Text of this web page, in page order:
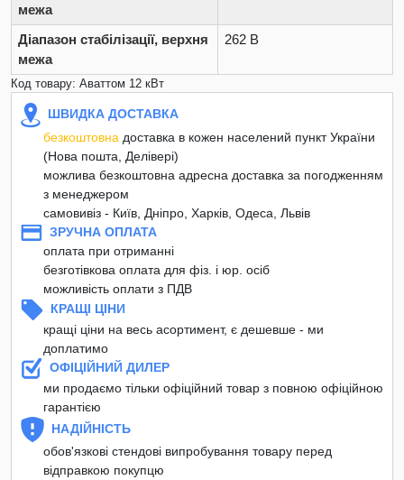
межа
Діапазон стабілізації, верхня
межа
262 В
Код товару: Аваттом 12 кВт
ШВИДКА ДОСТАВКА
безкоштовна доставка в кожен населений пункт України
(Нова пошта, Делівері)
можлива безкоштовна адресна доставка за погодженням
з менеджером
самовивіз - Київ, Дніпро, Харків, Одеса, Львів
ЗРУЧНА ОПЛАТА
оплата при отриманні
безготівкова оплата для фіз. і юр. осіб
можливість оплати з ПДВ
КРАЩІ ЦІНИ
кращі ціни на весь асортимент, є дешевше - ми
доплатимо
ОФІЦІЙНИЙ ДИЛЕР
ми продаємо тільки офіційний товар з повною офіційною
гарантією
НАДІЙНІСТЬ
обов'язкові стендові випробування товару перед
відправкою покупцю